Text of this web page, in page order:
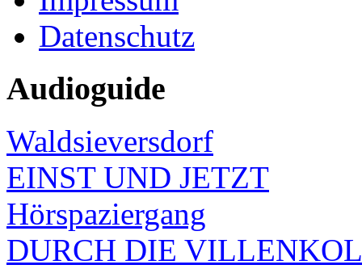
Datenschutz
Audioguide
Waldsieversdorf
EINST UND JETZT
Hörspaziergang
DURCH DIE